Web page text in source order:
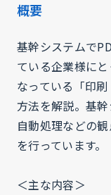
概要
基幹システムで
ている企業様に
なっている「印
方法を解説。基
自動処理などの
を行っています。
＜主な内容＞